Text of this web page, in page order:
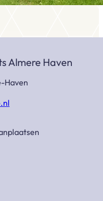
Almere Haven
Haven